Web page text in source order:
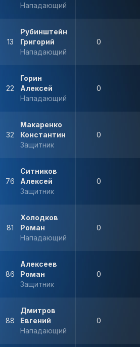
Нападающий
13
Рубинштейн
Григорий
Нападающий
0
22
Горин
Алексей
Нападающий
0
32
Макаренко
Константин
Защитник
0
76
Ситников
Алексей
Защитник
0
81
Холодков
Роман
Нападающий
0
86
Алексеев
Роман
Защитник
0
88
Дмитров
Евгений
Нападающий
0